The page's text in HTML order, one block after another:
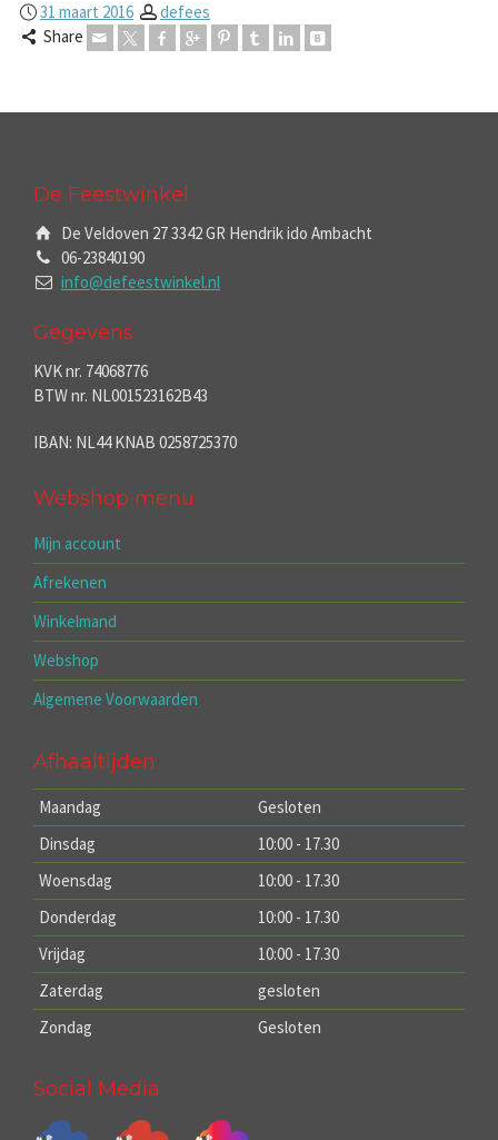
31 maart 2016
defees
Share
De Feestwinkel
De Veldoven 27 3342 GR Hendrik ido Ambacht
06-23840190
info@defeestwinkel.nl
Gegevens
KVK nr. 74068776
BTW nr. NL001523162B43
IBAN: NL44 KNAB 0258725370
Webshop menu
Mijn account
Afrekenen
Winkelmand
Webshop
Algemene Voorwaarden
Afhaaltijden
Maandag
Gesloten
Dinsdag
10:00 - 17.30
Woensdag
10:00 - 17.30
Donderdag
10:00 - 17.30
Vrijdag
10:00 - 17.30
Zaterdag
gesloten
Zondag
Gesloten
Social Media